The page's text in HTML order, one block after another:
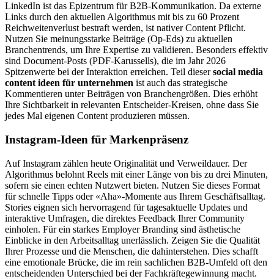
LinkedIn ist das Epizentrum für B2B-Kommunikation. Da externe
Links durch den aktuellen Algorithmus mit bis zu 60 Prozent
Reichweitenverlust bestraft werden, ist nativer Content Pflicht.
Nutzen Sie meinungsstarke Beiträge (Op-Eds) zu aktuellen
Branchentrends, um Ihre Expertise zu validieren. Besonders effektiv
sind Document-Posts (PDF-Karussells), die im Jahr 2026
Spitzenwerte bei der Interaktion erreichen. Teil diesersocial media
content ideen für unternehmen ist auch das strategische
Kommentieren unter Beiträgen von Branchengrößen. Dies erhöht
Ihre Sichtbarkeit in relevanten Entscheider-Kreisen, ohne dass Sie
jedes Mal eigenen Content produzieren müssen.
Instagram-Ideen für Markenpräsenz
Auf Instagram zählen heute Originalität und Verweildauer. Der
Algorithmus belohnt Reels mit einer Länge von bis zu drei Minuten,
sofern sie einen echten Nutzwert bieten. Nutzen Sie dieses Format
für schnelle Tipps oder «Aha»-Momente aus Ihrem Geschäftsalltag.
Stories eignen sich hervorragend für tagesaktuelle Updates und
interaktive Umfragen, die direktes Feedback Ihrer Community
einholen. Für ein starkes Employer Branding sind ästhetische
Einblicke in den Arbeitsalltag unerlässlich. Zeigen Sie die Qualität
Ihrer Prozesse und die Menschen, die dahinterstehen. Dies schafft
eine emotionale Brücke, die im rein sachlichen B2B-Umfeld oft den
entscheidenden Unterschied bei der Fachkräftegewinnung macht.